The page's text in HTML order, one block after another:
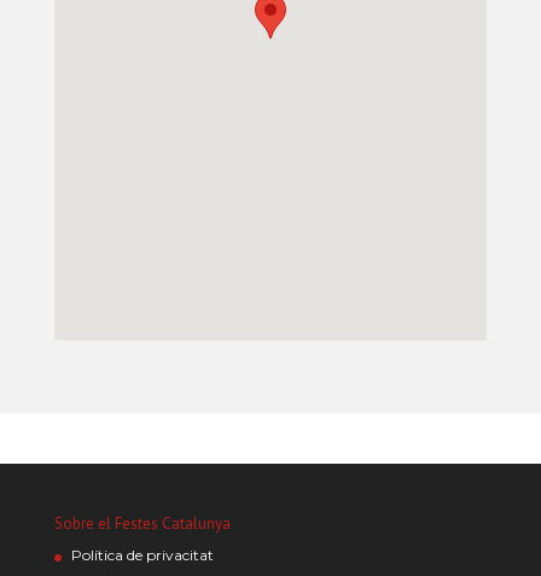
Sobre el Festes Catalunya
Política de privacitat